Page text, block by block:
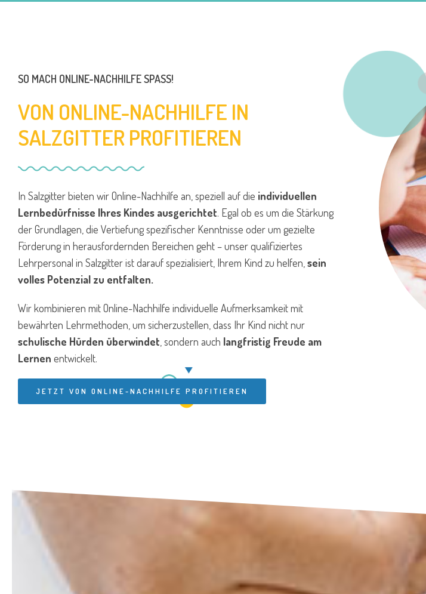
SO MACH ONLINE-NACHHILFE SPASS!
VON ONLINE-NACHHILFE IN
SALZGITTER PROFITIEREN
In Salzgitter bieten wir Online-Nachhilfe an, speziell auf die individuellen
Lernbedürfnisse Ihres Kindes ausgerichtet. Egal ob es um die Stärkung
der Grundlagen, die Vertiefung spezifischer Kenntnisse oder um gezielte
Förderung in herausfordernden Bereichen geht – unser qualifiziertes
Lehrpersonal in Salzgitter ist darauf spezialisiert, Ihrem Kind zu helfen, sein
volles Potenzial zu entfalten.
Wir kombinieren mit Online-Nachhilfe individuelle Aufmerksamkeit mit
bewährten Lehrmethoden, um sicherzustellen, dass Ihr Kind nicht nur
schulische Hürden überwindet , sondern auch langfristig Freude am
Lernen entwickelt.
JETZT VON ONLINE-NACHHILFE PROFITIEREN